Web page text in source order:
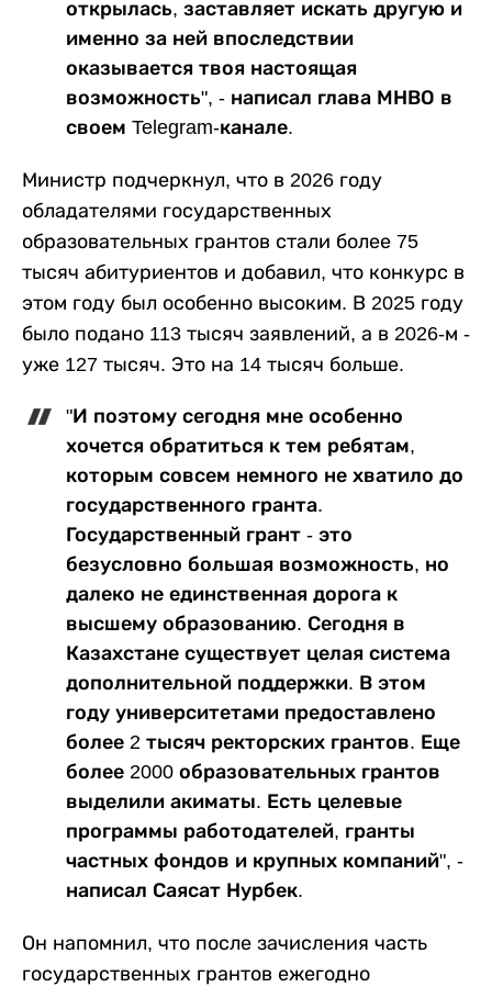
открылась, заставляет искать другую и
именно за ней впоследствии
оказывается твоя настоящая
возможность", - написал глава МНВО в
своем Telegram-канале.
Министр подчеркнул, что в 2026 году
обладателями государственных
образовательных грантов стали более 75
тысяч абитуриентов и добавил, что конкурс в
этом году был особенно высоким. В 2025 году
было подано 113 тысяч заявлений, а в 2026-м -
уже 127 тысяч. Это на 14 тысяч больше.
"И поэтому сегодня мне особенно
хочется обратиться к тем ребятам,
которым совсем немного не хватило до
государственного гранта.
Государственный грант - это
безусловно большая возможность, но
далеко не единственная дорога к
высшему образованию. Сегодня в
Казахстане существует целая система
дополнительной поддержки. В этом
году университетами предоставлено
более 2 тысяч ректорских грантов. Еще
более 2000 образовательных грантов
выделили акиматы. Есть целевые
программы работодателей, гранты
частных фондов и крупных компаний", -
написал Саясат Нурбек.
Он напомнил, что после зачисления часть
государственных грантов ежегодно